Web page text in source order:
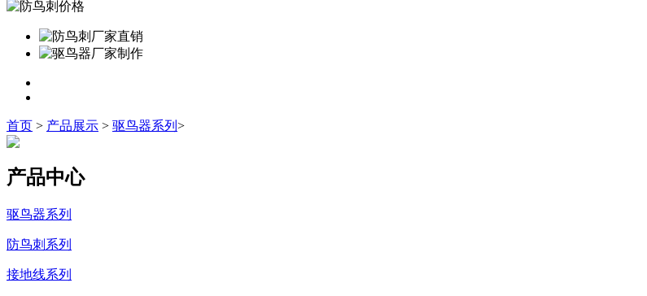
首页 > 产品展示 > 驱鸟器系列 >
产品中心
驱鸟器系列
防鸟刺系列
接地线系列